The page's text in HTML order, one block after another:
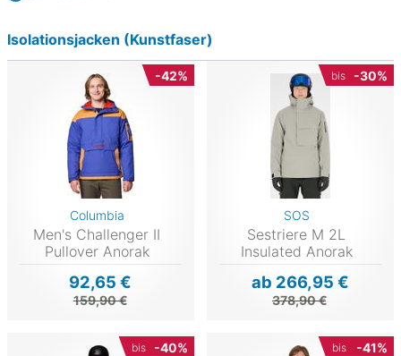
Isolationsjacken (Kunstfaser)
-42%
Columbia
Men's Challenger II
Pullover Anorak
92,65 €
159,90 €
bis -30%
SOS
Sestriere M 2L
Insulated Anorak
ab 266,95 €
378,90 €
bis -40% bis -41%